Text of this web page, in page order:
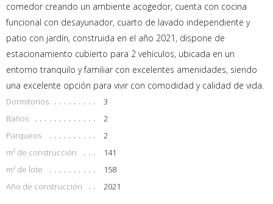
comedor creando un ambiente acogedor, cuenta con cocina
funcional con desayunador, cuarto de lavado independiente y
patio con jardín, construida en el año 2021, dispone de
estacionamiento cubierto para 2 vehículos, ubicada en un
entorno tranquilo y familiar con excelentes amenidades, siendo
una excelente opción para vivir con comodidad y calidad de vida.
Dormitorios
3
Baños
2
Parqueos
2
m² de construcción
141
m² de lote
158
Año de construcción
2021